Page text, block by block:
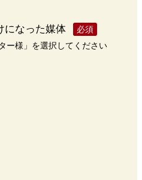
になった媒体
ー様」を選択してください
必須